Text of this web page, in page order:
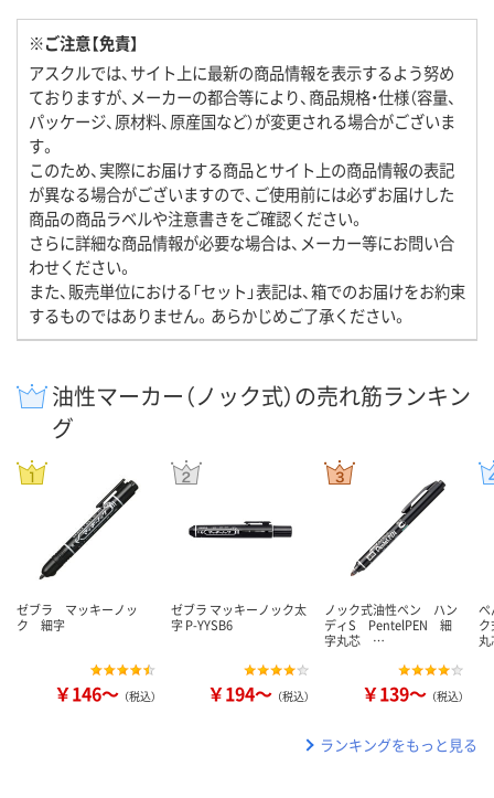
※ご注意【免責】
アスクルでは、サイト上に最新の商品情報を表示するよう努め
ておりますが、メーカーの都合等により、商品規格・仕様（容量、
パッケージ、原材料、原産国など）が変更される場合がございま
す。
このため、実際にお届けする商品とサイト上の商品情報の表記
が異なる場合がございますので、ご使用前には必ずお届けした
商品の商品ラベルや注意書きをご確認ください。
さらに詳細な商品情報が必要な場合は、メーカー等にお問い合
わせください。
また、販売単位における「セット」表記は、箱でのお届けをお約束
するものではありません。あらかじめご了承ください。
油性マーカー（ノック式）の売れ筋ランキン
グ
ゼブラ マッキーノッ
ク 細字
￥146～ （税込）
ゼブラ マッキーノック太
字 P-YYSB6
￥194～ （税込）
ノック式油性ペン ハン
ディS PentelPEN 細
字丸芯 …
￥139～ （税込）
ランキングをもっと見る